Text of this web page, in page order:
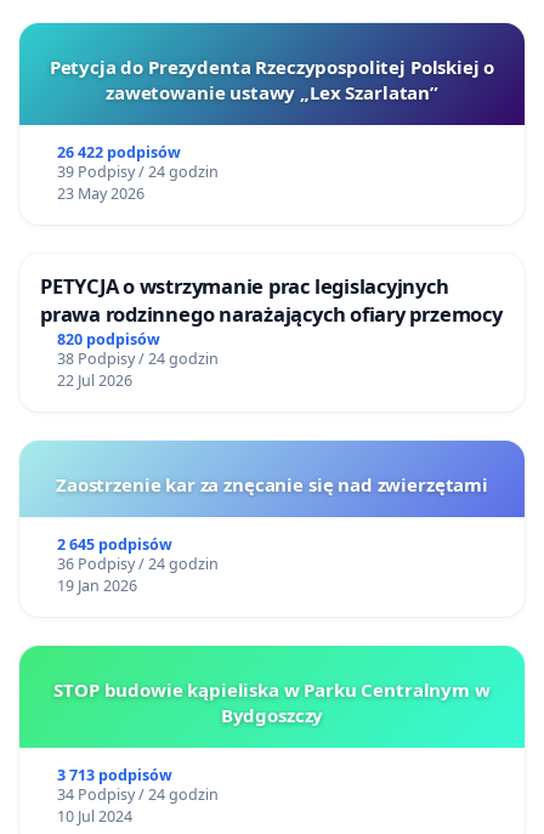
Petycja do Prezydenta Rzeczypospolitej Polskiej o
zawetowanie ustawy „Lex Szarlatan”
26 422 podpisów
39 Podpisy / 24 godzin
23 May 2026
PETYCJA o wstrzymanie prac legislacyjnych
prawa rodzinnego narażających ofiary przemocy
820 podpisów
38 Podpisy / 24 godzin
22 Jul 2026
Zaostrzenie kar za znęcanie się nad zwierzętami
2 645 podpisów
36 Podpisy / 24 godzin
19 Jan 2026
STOP budowie kąpieliska w Parku Centralnym w
Bydgoszczy
3 713 podpisów
34 Podpisy / 24 godzin
10 Jul 2024